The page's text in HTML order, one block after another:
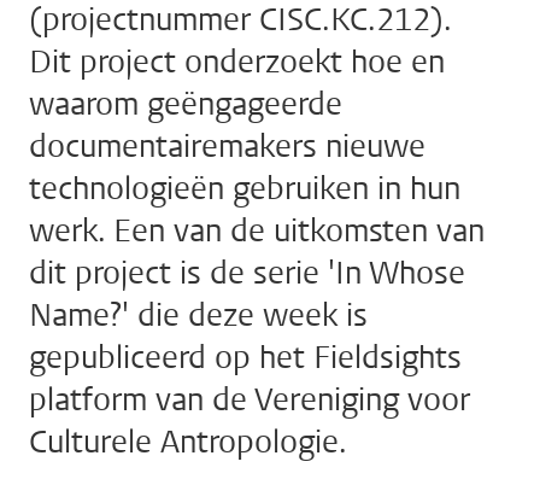
(projectnummer CISC.KC.212).
Dit project onderzoekt hoe en
waarom geëngageerde
documentairemakers nieuwe
technologieën gebruiken in hun
werk. Een van de uitkomsten van
dit project is de serie 'In Whose
Name?' die deze week is
gepubliceerd op het Fieldsights
platform van de Vereniging voor
Culturele Antropologie.